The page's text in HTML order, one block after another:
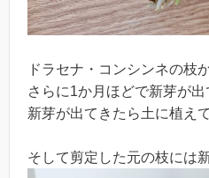
ドラセナ・コンシンネの枝
さらに1か月ほどで新芽が
新芽が出てきたら土に植え
そして剪定した元の枝には